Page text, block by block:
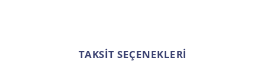
TAKSİT SEÇENEKLERİ